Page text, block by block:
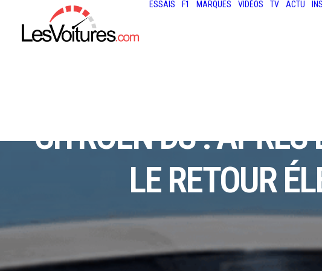
ESSAIS F1 MARQUES VIDÉOS TV ACTU
CITROËN DS :
LE RETOUR